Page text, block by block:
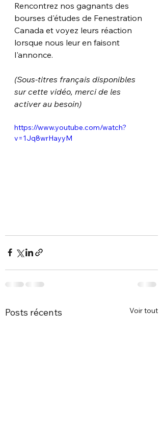
Rencontrez nos gagnants des
bourses d'études de Fenestration
Canada et voyez leurs réaction
lorsque nous leur en faisont
l'annonce.
(Sous-titres français disponibles
sur cette vidéo, merci de les
activer au besoin)
https://www.youtube.com/watch?
v=1Jq8wrHayyM
Posts récents Voir tout